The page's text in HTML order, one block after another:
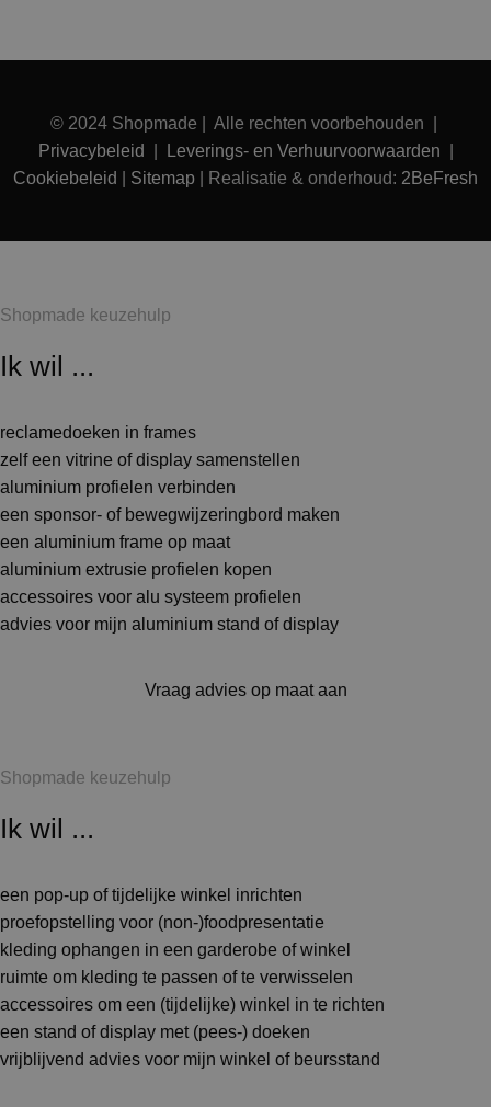
© 2024 Shopmade | Alle rechten voorbehouden |
Privacybeleid
Leverings- en Verhuurvoorwaarden
Cookiebeleid
Sitemap | Realisatie & onderhoud: 2BeFresh
Shopmade keuzehulp
Ik wil ...
reclamedoeken in frames
zelf een vitrine of display samenstellen
aluminium profielen verbinden
een sponsor- of bewegwijzeringbord maken
een aluminium frame op maat
aluminium extrusie profielen kopen
accessoires voor alu systeem profielen
advies voor mijn aluminium stand of display
Vraag advies op maat aan
Shopmade keuzehulp
Ik wil ...
een pop-up of tijdelijke winkel inrichten
proefopstelling voor (non-)foodpresentatie
kleding ophangen in een garderobe of winkel
ruimte om kleding te passen of te verwisselen
accessoires om een (tijdelijke) winkel in te richten
een stand of display met (pees-) doeken
vrijblijvend advies voor mijn winkel of beursstand